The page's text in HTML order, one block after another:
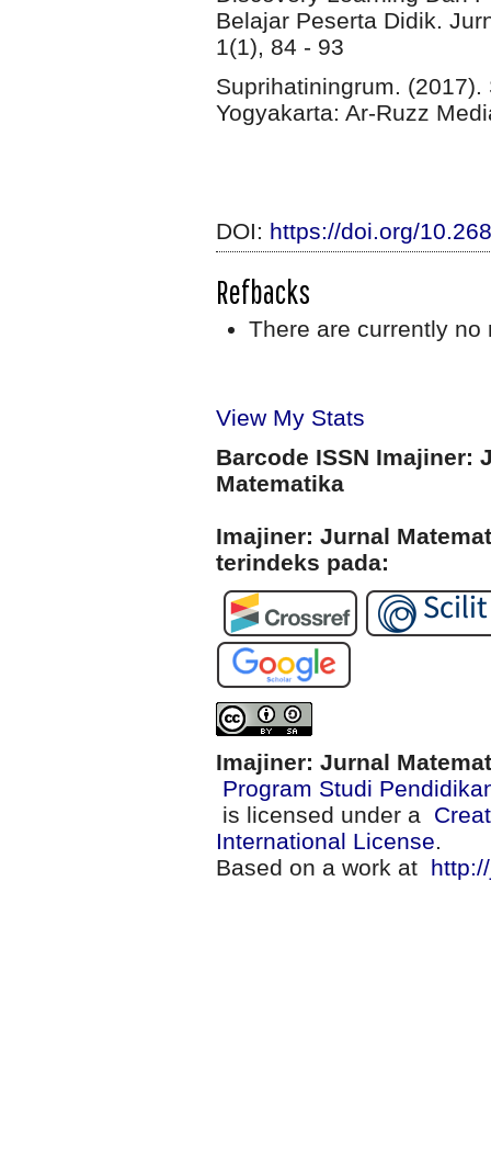
Belajar Peserta Didik.
1(1), 84 - 93
Suprihatiningrum.
Yogyakarta: Ar-Ruzz
DOI: https://doi.org/
Refbacks
There are currently no
View My Stats
Barcode ISSN Imajiner:
Matematika
Imajiner: Jurnal
terindeks pada:
Imajiner: Jurnal
Program Studi
is licensed under a
International License.
Based on a work at